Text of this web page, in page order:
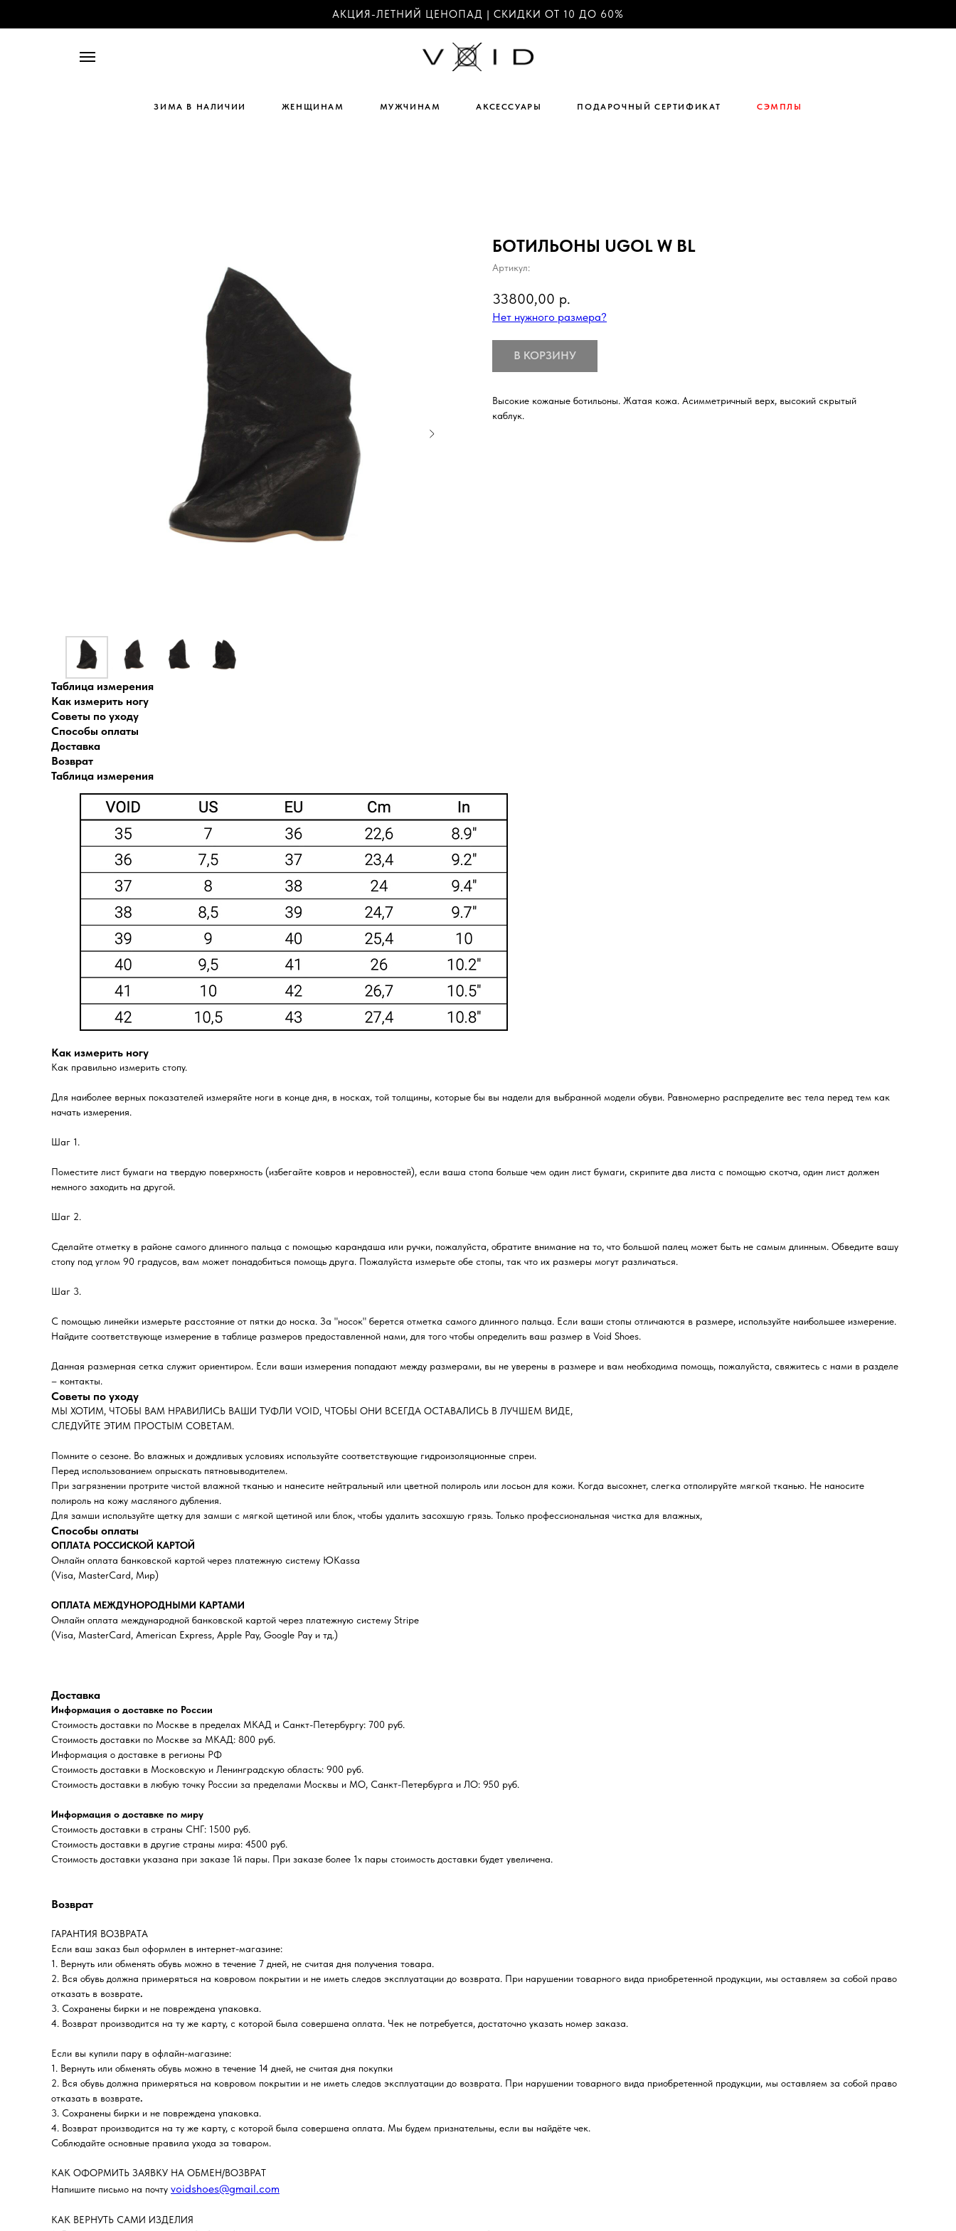
АКЦИЯ-ЛЕТНИЙ ЦЕНОПАД | СКИДКИ ОТ 10 ДО 60%
ЗИМА В НАЛИЧИИ ЖЕНЩИНАМ МУЖЧИНАМ АКСЕССУАРЫ ПОДАРОЧНЫЙ СЕРТИФИКАТ СЭМПЛЫ
БОТИЛЬОНЫ UGOL W BL
Артикул:
33800,00 р.
Нет нужного размера?
В КОРЗИНУ
Высокие кожаные ботильоны. Жатая кожа. Асимметричный верх, высокий скрытый
каблук.
Таблица измерения
Как измерить ногу
Советы по уходу
Способы оплаты
Доставка
Возврат
Таблица измерения
Как измерить ногу
Как правильно измерить стопу.
Для наиболее верных показателей измеряйте ноги в конце дня, в носках, той толщины, которые бы вы надели для выбранной модели обуви. Равномерно распределите вес тела перед тем как
начать измерения.
Шаг 1.
Поместите лист бумаги на твердую поверхность (избегайте ковров и неровностей), если ваша стопа больше чем один лист бумаги, скрипите два листа с помощью скотча, один лист должен
немного заходить на другой.
Шаг 2.
Сделайте отметку в районе самого длинного пальца с помощью карандаша или ручки, пожалуйста, обратите внимание на то, что большой палец может быть не самым длинным. Обведите вашу
стопу под углом 90 градусов, вам может понадобиться помощь друга. Пожалуйста измерьте обе стопы, так что их размеры могут различаться.
Шаг 3.
С помощью линейки измерьте расстояние от пятки до носка. За "носок" берется отметка самого длинного пальца. Если ваши стопы отличаются в размере, используйте наибольшее измерение.
Найдите соответствующе измерение в таблице размеров предоставленной нами, для того чтобы определить ваш размер в Void Shoes.
Данная размерная сетка служит ориентиром. Если ваши измерения попадают между размерами, вы не уверены в размере и вам необходима помощь, пожалуйста, свяжитесь с нами в разделе
– контакты.
Советы по уходу
МЫ ХОТИМ, ЧТОБЫ ВАМ НРАВИЛИСЬ ВАШИ ТУФЛИ VOID, ЧТОБЫ ОНИ ВСЕГДА ОСТАВАЛИСЬ В ЛУЧШЕМ ВИДЕ,
СЛЕДУЙТЕ ЭТИМ ПРОСТЫМ СОВЕТАМ.
Помните о сезоне. Во влажных и дождливых условиях используйте соответствующие гидроизоляционные спреи.
Перед использованием опрыскать пятновыводителем.
При загрязнении протрите чистой влажной тканью и нанесите нейтральный или цветной полироль или лосьон для кожи. Когда высохнет, слегка отполируйте мягкой тканью. Не наносите
полироль на кожу масляного дубления.
Для замши используйте щетку для замши с мягкой щетиной или блок, чтобы удалить засохшую грязь. Только профессиональная чистка для влажных,
Способы оплаты
ОПЛАТА РОССИСКОЙ КАРТОЙ
Онлайн оплата банковской картой через платежную систему ЮKassa
(Visa, MasterCard, Мир)
ОПЛАТА МЕЖДУНОРОДНЫМИ КАРТАМИ
Онлайн оплата международной банковской картой через платежную систему Stripe
(Visa, MasterCard, American Express, Apple Pay, Google Pay и тд.)
Доставка
Информация о доставке по России
Стоимость доставки по Москве в пределах МКАД и Санкт-Петербургу: 700 руб.
Стоимость доставки по Москве за МКАД: 800 руб.
Информация о доставке в регионы РФ
Стоимость доставки в Московскую и Ленинградскую область: 900 руб.
Стоимость доставки в любую точку России за пределами Москвы и МО, Санкт-Петербурга и ЛО: 950 руб.
Информация о доставке по миру
Стоимость доставки в страны СНГ: 1500 руб.
Стоимость доставки в другие страны мира: 4500 руб.
Стоимость доставки указана при заказе 1й пары. При заказе более 1х пары стоимость доставки будет увеличена.
Возврат
ГАРАНТИЯ ВОЗВРАТА
Если ваш заказ был оформлен в интернет-магазине:
1. Вернуть или обменять обувь можно в течение 7 дней, не считая дня получения товара.
2. Вся обувь должна примеряться на ковровом покрытии и не иметь следов эксплуатации до возврата. При нарушении товарного вида приобретенной продукции, мы оставляем за собой право
отказать в возврате.
3. Сохранены бирки и не повреждена упаковка.
4. Возврат производится на ту же карту, с которой была совершена оплата. Чек не потребуется, достаточно указать номер заказа.
Если вы купили пару в офлайн-магазине:
1. Вернуть или обменять обувь можно в течение 14 дней, не считая дня покупки
2. Вся обувь должна примеряться на ковровом покрытии и не иметь следов эксплуатации до возврата. При нарушении товарного вида приобретенной продукции, мы оставляем за собой право
отказать в возврате.
3. Сохранены бирки и не повреждена упаковка.
4. Возврат производится на ту же карту, с которой была совершена оплата. Мы будем признательны, если вы найдёте чек.
Соблюдайте основные правила ухода за товаром.
КАК ОФОРМИТЬ ЗАЯВКУ НА ОБМЕН/ВОЗВРАТ
Напишите письмо на почту voidshoes@gmail.com
КАК ВЕРНУТЬ САМИ ИЗДЕЛИЯ